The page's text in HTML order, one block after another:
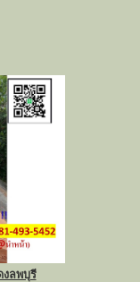
ลพบุรี